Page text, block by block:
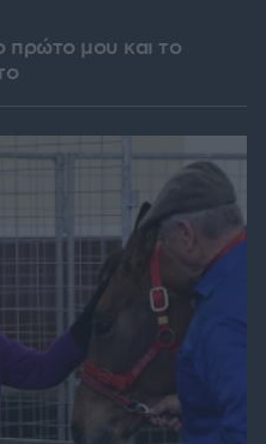
πρώτο μου και το